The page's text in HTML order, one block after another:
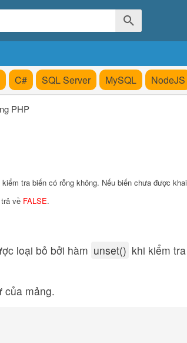
C# SQL Server MySQL NodeJS
PHP
tra biến có rỗng không. Nếu biến chưa được khai
về FALSE.
loại bỏ bởi hàm unset() khi kiểm tra
của mảng.